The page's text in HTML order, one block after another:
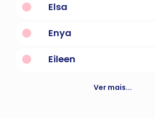
Elsa
Enya
Eileen
Ver mais...